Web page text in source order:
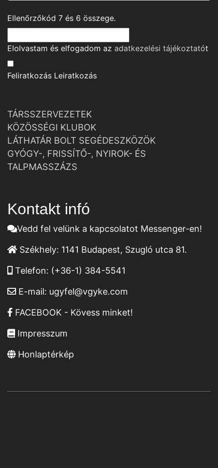
Ellenőrzőkód 7 és 6 összege.
Elolvastam és elfogadom az adatkezelési tájékoztatót
Feliratkozás Leiratkozás
TÁRSSZERVEZETEK
KÖZÖSSÉGI KLUBOK
LÁTHATÁR BOLT SEGÉDESZKÖZÖK
GYÓGY-, FRISSÍTŐ-, NYIROK- ÉS
TALPMASSZÁZS
Kontakt infó
Vedd fel velünk a kapcsolatot Messenger-en!
Székhely: 1141 Budapest, Szugló utca 81.
Telefon: (+36-1) 384-5541
E-mail: ugyfel@vgyke.com
FACEBOOK - Kövess minket!
Impresszum
Honlaptérkép